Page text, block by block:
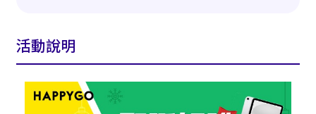
活動說明